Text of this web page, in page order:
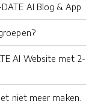
AI Blog & App
AI Website met 2-
niet meer maken.